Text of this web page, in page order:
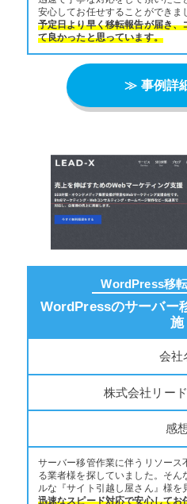
安心してお任せすることができま
予定日より早く移転報告が届き、
て良かったと思っています。
≫ 事例詳
WordPress移
WordPressのサーバー
施
会社
株式会社リー
感
サーバー移管作業に伴うリソース
る業者様を探していました。そ
ルな『サイト引越し屋さん』様を
迅速なスピード対応で安心して